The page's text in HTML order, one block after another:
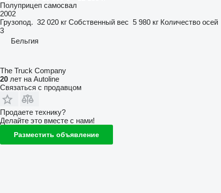
Полуприцеп самосвал
2002
Грузопод. 32 020 кг Собственный вес 5 980 кг Количество осей
3
Бельгия
The Truck Company
20 лет на Autoline
Связаться с продавцом
Продаете технику?
Делайте это вместе с нами!
Разместить объявление